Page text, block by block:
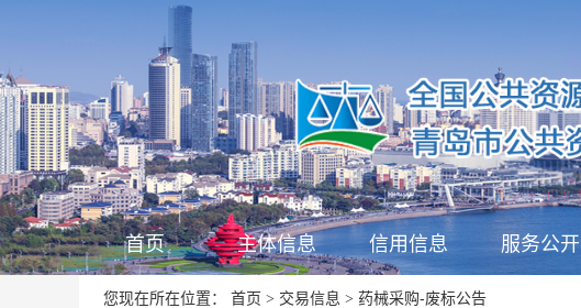
首页 主体信息 信用信息 服务公开
您现在所在位置： 首页 > 交易信息 > 药械采购-废标公告